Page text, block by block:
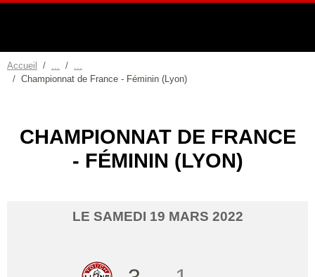
Accueil
Championnat de France - Féminin (Lyon)
CHAMPIONNAT DE FRANCE
- FÉMININ (LYON)
LE SAMEDI 19 MARS 2022